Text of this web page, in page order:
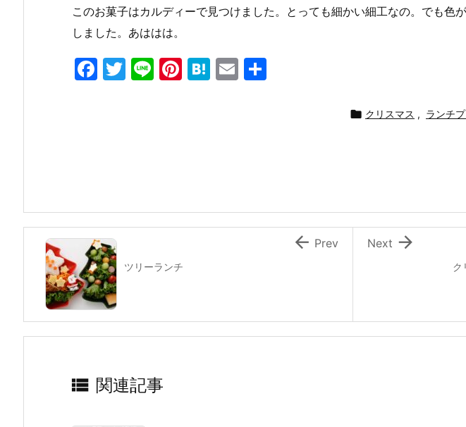
このお菓子はカルディーで見つけました。とっても細かい細工なの。でも色
しました。あははは。
F
k
T
Li Pi H
E
 クリスマス , ランチ
ク

Next
ツリーランチ
 Prev
 関連記事